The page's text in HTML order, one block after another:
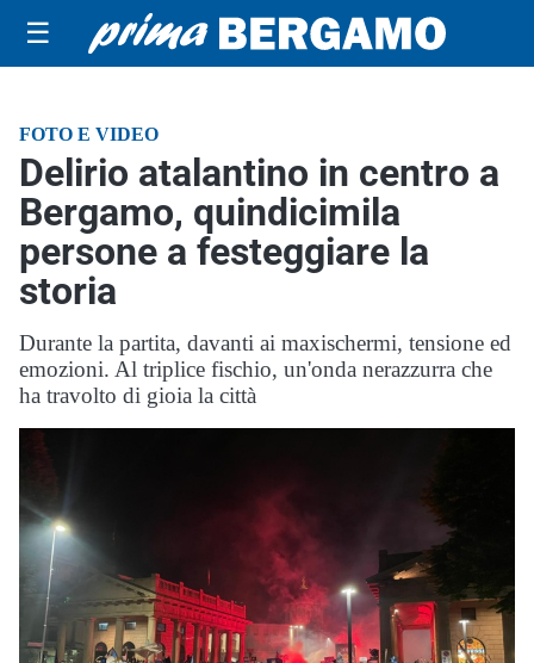
☰
FOTO E VIDEO
Delirio atalantino in centro a
Bergamo, quindicimila
persone a festeggiare la
storia
Durante la partita, davanti ai maxischermi, tensione ed
emozioni. Al triplice fischio, un'onda nerazzurra che
ha travolto di gioia la città